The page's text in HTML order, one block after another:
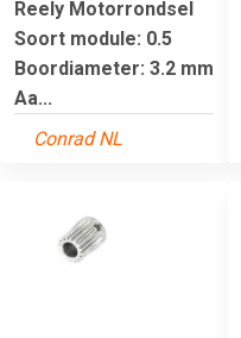
Reely Motorrondsel
Soort module: 0.5
Boordiameter: 3.2 mm
Aa...
Conrad NL